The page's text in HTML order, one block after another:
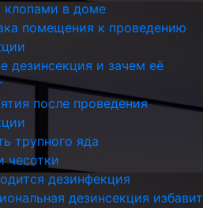
клопами в доме
помещения к проведению
дезинсекция и зачем её
после проведения
трупного яда
чесотки
дезинфекция
дезинсекция избавит